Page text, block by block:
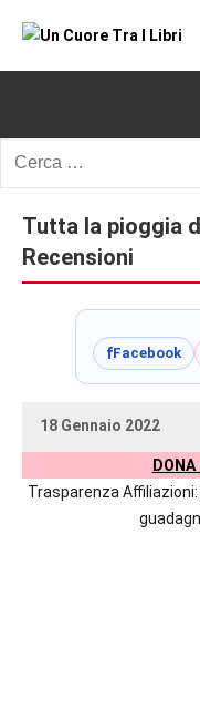
Un
Tra
I
Libri
romance
e
non
solo.
Recensioni,
delle
autrici
Tutta la pioggia
Recensioni
fFacebook
18 Gennaio 2022
Trasparenza